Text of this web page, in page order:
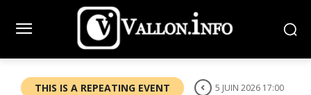
THIS IS A REPEATING EVENT 5 JUIN 2026 17:00